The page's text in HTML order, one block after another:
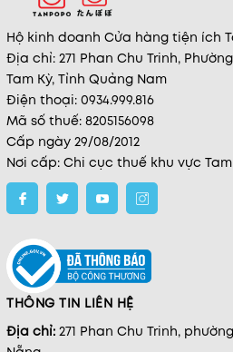
Hộ kinh doanh Cửa hàng tiện ích
Địa chỉ: 271 Phan Chu Trinh,
Tam Kỳ, Tỉnh Quảng Nam
Điện thoại: 0934.999.816
Mã số thuế: 8205156098
Cấp ngày 29/08/2012
Nơi cấp: Chi cục thuế khu vực
THÔNG TIN LIÊN HỆ
Địa chỉ: 271 Phan Chu Trinh,